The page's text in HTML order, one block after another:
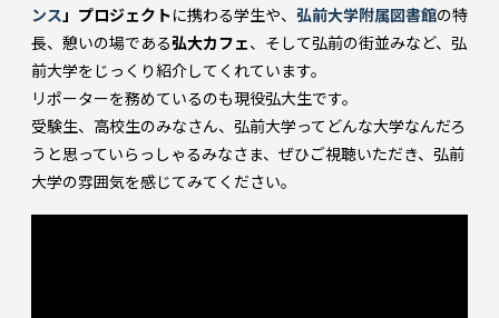
ンス」プロジェクトに携わる学生や、 弘前大学附属図書館の特
長、憩いの場である弘大カフェ、そして弘前の街並みなど、弘
前大学をじっくり紹介してくれています。
リポーターを務めているのも現役弘大生です。
受験生、高校生のみなさん、弘前大学ってどんな大学なんだろ
うと思っていらっしゃるみなさま、ぜひご視聴いただき、弘前
大学の雰囲気を感じてみてください。